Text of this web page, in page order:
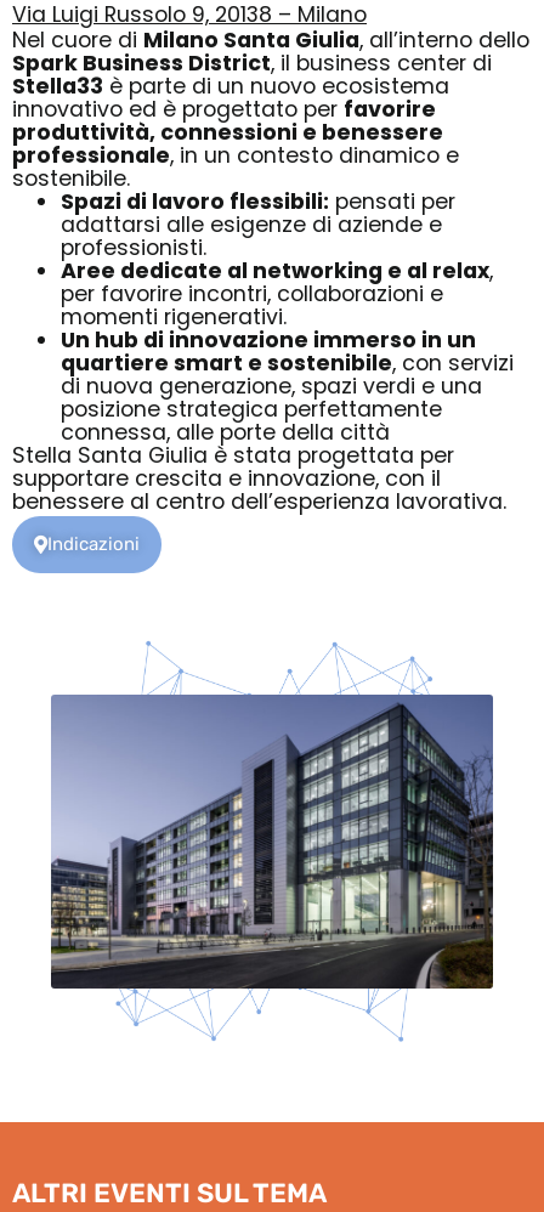
Via Luigi Russolo 9, 20138 – Milano
Nel cuore di Milano Santa Giulia, all’interno dello
Spark Business District, il business center di
Stella33 è parte di un nuovo ecosistema
innovativo ed è progettato per favorire
produttività, connessioni e benessere
professionale, in un contesto dinamico e
sostenibile.
Spazi di lavoro flessibili: pensati per
adattarsi alle esigenze di aziende e
professionisti.
Aree dedicate al networking e al relax,
per favorire incontri, collaborazioni e
momenti rigenerativi.
Un hub di innovazione immerso in un
quartiere smart e sostenibile, con servizi
di nuova generazione, spazi verdi e una
posizione strategica perfettamente
connessa, alle porte della città
Stella Santa Giulia è stata progettata per
supportare crescita e innovazione, con il
benessere al centro dell’esperienza lavorativa.
Indicazioni
ALTRI EVENTI SUL TEMA